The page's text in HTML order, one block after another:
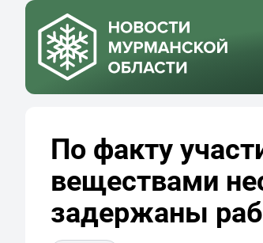
По факту
веществами
задержаны